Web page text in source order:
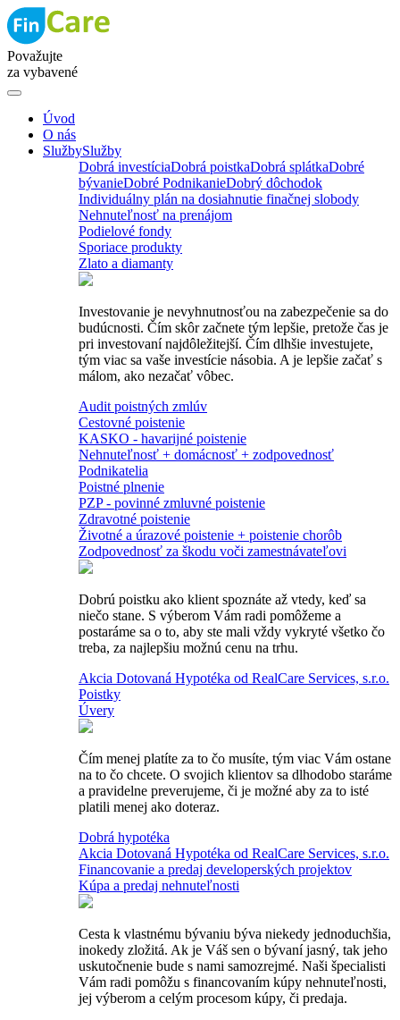
Považujte
za vybavené
Úvod
O nás
SlužbySlužby
Dobrá investíciaDobrá poistkaDobrá splátkaDobré
bývanieDobré PodnikanieDobrý dôchodok
Individuálny plán na dosiahnutie finačnej slobody
Nehnuteľnosť na prenájom
Podielové fondy
Sporiace produkty
Zlato a diamanty
Investovanie je nevyhnutnosťou na zabezpečenie sa do
budúcnosti. Čím skôr začnete tým lepšie, pretože čas je
pri investovaní najdôležitejší. Čím dlhšie investujete,
tým viac sa vaše investície násobia. A je lepšie začať s
málom, ako nezačať vôbec.
Audit poistných zmlúv
Cestovné poistenie
KASKO - havarijné poistenie
Nehnuteľnosť + domácnosť + zodpovednosť
Podnikatelia
Poistné plnenie
PZP - povinné zmluvné poistenie
Zdravotné poistenie
Životné a úrazové poistenie + poistenie chorôb
Zodpovednosť za škodu voči zamestnávateľovi
Dobrú poistku ako klient spoznáte až vtedy, keď sa
niečo stane. S výberom Vám radi pomôžeme a
postaráme sa o to, aby ste mali vždy vykryté všetko čo
treba, za najlepšiu možnú cenu na trhu.
Akcia Dotovaná Hypotéka od RealCare Services, s.r.o.
Poistky
Úvery
Čím menej platíte za to čo musíte, tým viac Vám ostane
na to čo chcete. O svojich klientov sa dlhodobo staráme
a pravidelne preverujeme, či je možné aby za to isté
platili menej ako doteraz.
Dobrá hypotéka
Akcia Dotovaná Hypotéka od RealCare Services, s.r.o.
Financovanie a predaj developerských projektov
Kúpa a predaj nehnuteľnosti
Cesta k vlastnému bývaniu býva niekedy jednoduchšia,
inokedy zložitá. Ak je Váš sen o bývaní jasný, tak jeho
uskutočnenie bude s nami samozrejmé. Naši špecialisti
Vám radi pomôžu s financovaním kúpy nehnuteľnosti,
jej výberom a celým procesom kúpy, či predaja.